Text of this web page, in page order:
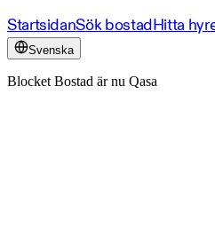
StartsidanSök bostadHitta
Svenska
Blocket Bostad är nu Qasa